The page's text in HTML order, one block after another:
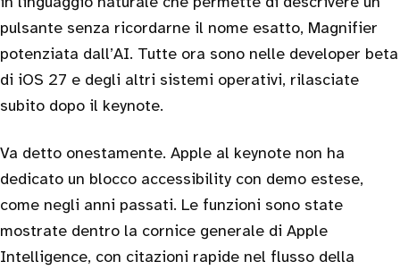
pulsante senza ricordarne il nome esatto, Magnifier
potenziata dall’AI. Tutte ora sono nelle developer beta
di iOS 27 e degli altri sistemi operativi, rilasciate
subito dopo il keynote.
Va detto onestamente. Apple al keynote non ha
dedicato un blocco accessibility con demo estese,
come negli anni passati. Le funzioni sono state
mostrate dentro la cornice generale di Apple
Intelligence, con citazioni rapide nel flusso della